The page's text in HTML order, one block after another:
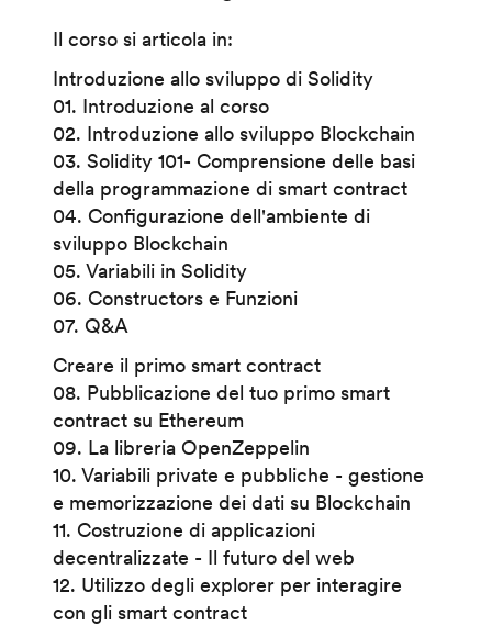
Il corso si articola in:
Introduzione allo sviluppo di Solidity
01. Introduzione al corso
02. Introduzione allo sviluppo Blockchain
03. Solidity 101- Comprensione delle basi
della programmazione di smart contract
04. Configurazione dell'ambiente di
sviluppo Blockchain
05. Variabili in Solidity
06. Constructors e Funzioni
07. Q&A
Creare il primo smart contract
08. Pubblicazione del tuo primo smart
contract su Ethereum
09. La libreria OpenZeppelin
10. Variabili private e pubbliche - gestione
e memorizzazione dei dati su Blockchain
11. Costruzione di applicazioni
decentralizzate - Il futuro del web
12. Utilizzo degli explorer per interagire
con gli smart contract